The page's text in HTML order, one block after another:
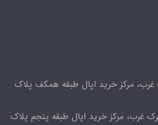
غرب، مرکز خرید اپال طبقه همکف پلاک
تهران، شهرک غرب، مرکز خرید اپال طبقه پنجم پلاک